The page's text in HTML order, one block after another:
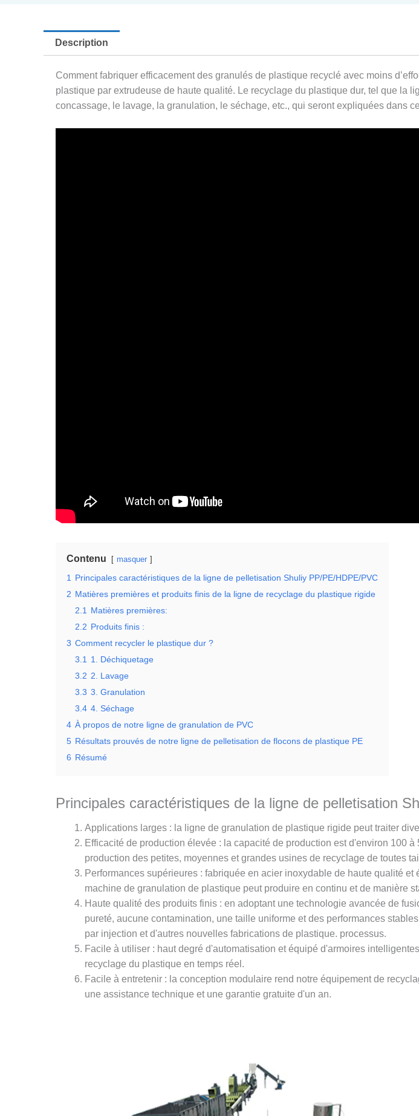
Description
Comment fabriquer efficacement des granulés de plastique recyclé avec moins
plastique par extrudeuse de haute qualité. Le recyclage du plastique dur, tel que la
concassage, le lavage, la granulation, le séchage, etc., qui seront expliquées dans
Contenu masquer
1
Principales caractéristiques de la ligne de pelletisation Shuliy PP/PE/HDPE/PVC
2 Matières premières et produits finis de la ligne de recyclage du plastique rigide
2.1
Matières premières:
2.2 Produits finis :
3 Comment recycler le plastique dur ?
3.1
1. Déchiquetage
3.2 2. Lavage
3.3 3. Granulation
3.4 4. Séchage
4 À propos de notre ligne de granulation de PVC
5 Résultats prouvés de notre ligne de pelletisation de flocons de plastique PE
6 Résumé
Principales caractéristiques de la ligne de pelletisation
Applications larges : la ligne de granulation de plastique rigide peut traiter
Efficacité de production élevée : la capacité de production est d'environ 100
production des petites, moyennes et grandes usines de recyclage de toutes
Performances supérieures : fabriquée en acier inoxydable de haute qualité
machine de granulation de plastique peut produire en continu et de manière
Haute qualité des produits finis : en adoptant une technologie avancée de
pureté, aucune contamination, une taille uniforme et des performances
par injection et d'autres nouvelles fabrications de plastique. processus.
Facile à utiliser : haut degré d'automatisation et équipé d'armoires
recyclage du plastique en temps réel.
Facile à entretenir : la conception modulaire rend notre équipement de
une assistance technique et une garantie gratuite d'un an.